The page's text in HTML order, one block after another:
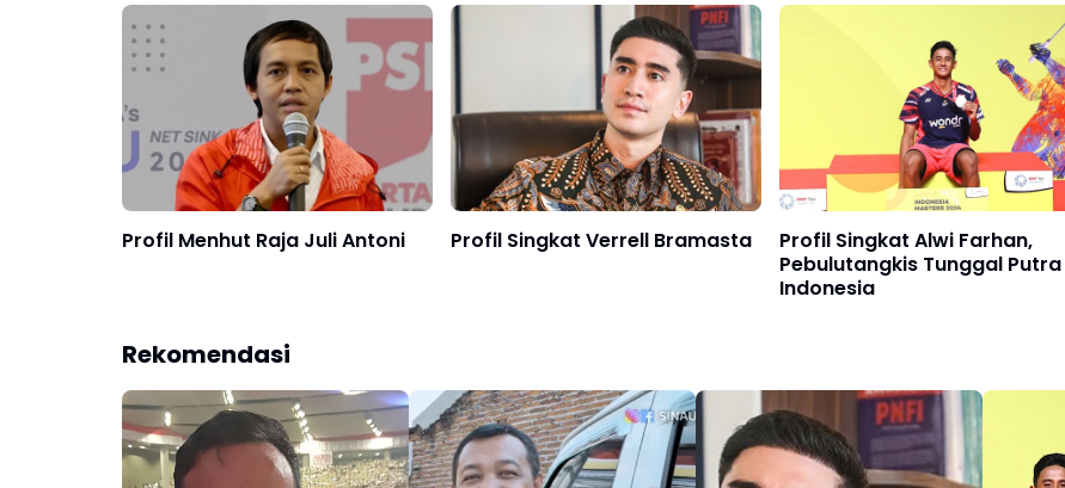
Profil Menhut Raja Juli Antoni Profil Singkat Verrell Bramasta
Profil Singkat Alwi Farhan,
Pebulutangkis Tunggal Putra
Indonesia
Rekomendasi